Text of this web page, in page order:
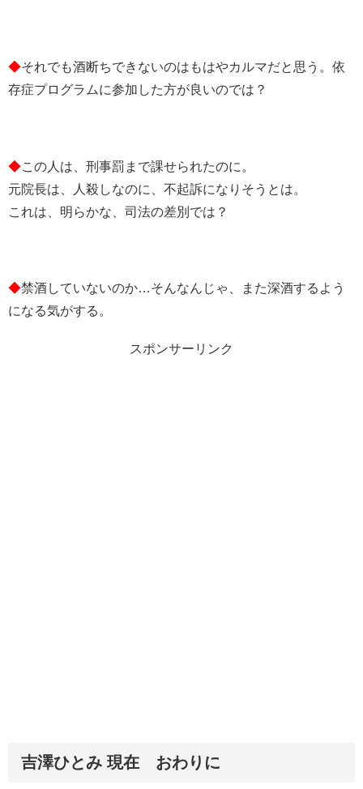
◆それでも酒断ちできないのはもはやカルマだと思う。依
存症プログラムに参加した方が良いのでは？
◆この人は、刑事罰まで課せられたのに。
元院長は、人殺しなのに、不起訴になりそうとは。
これは、明らかな、司法の差別では？
◆禁酒していないのか…そんなんじゃ、また深酒するよう
になる気がする。
スポンサーリンク
吉澤ひとみ 現在 おわりに